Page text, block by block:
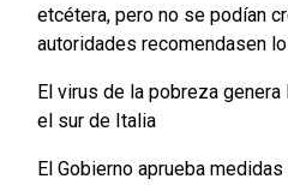
etcétera, pero no se podían
autoridades recomendasen
El virus de la pobreza
el sur de Italia
El Gobierno aprueba